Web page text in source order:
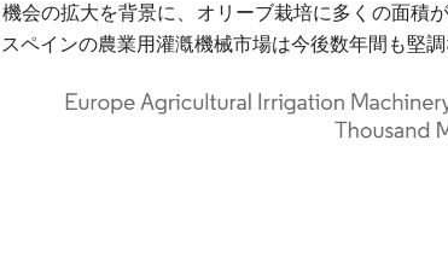
会の拡大を背景に、オリーブ栽培に多くの面積
ペインの農業用灌漑機械市場は今後数年間も堅